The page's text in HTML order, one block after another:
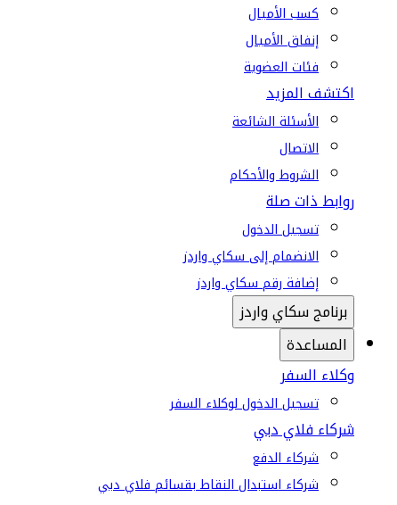
كسب الأميال
إنفاق الأميال
فئات العضوية
اكتشف المزيد
الأسئلة الشائعة
الاتصال
الشروط والأحكام
روابط ذات صلة
تسجيل الدخول
الانضمام إلى سكاي واردز
إضافة رقم سكاي واردز
برنامج سكاي واردز
المساعدة
وكلاء السفر
تسجيل الدخول لوكلاء السفر
شركاء فلاي دبي
شركاء الدفع
شركاء استبدال النقاط بقسائم فلاي دبي